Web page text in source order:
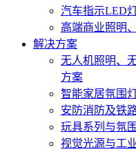
汽车指示LED
高端商业照明
解决方案
无人机照明、
方案
智能家居氛围
安防消防及铁
玩具系列与氛
视觉光源与工